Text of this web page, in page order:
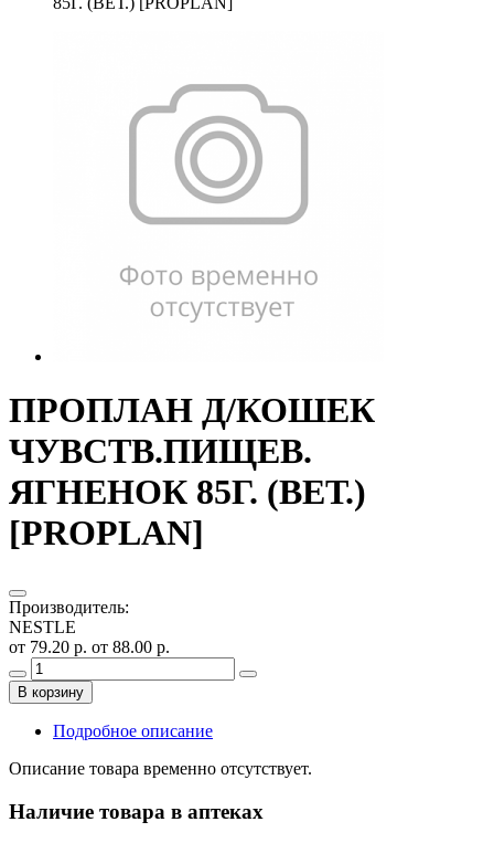
ПРОПЛАН Д/КОШЕК
ЧУВСТВ.ПИЩЕВ.
ЯГНЕНОК 85Г. (ВЕТ.)
[PROPLAN]
Производитель:
NESTLE
от 79.20 р. от 88.00 р.
В корзину
Подробное описание
Описание товара временно отсутствует.
Наличие товара в аптеках